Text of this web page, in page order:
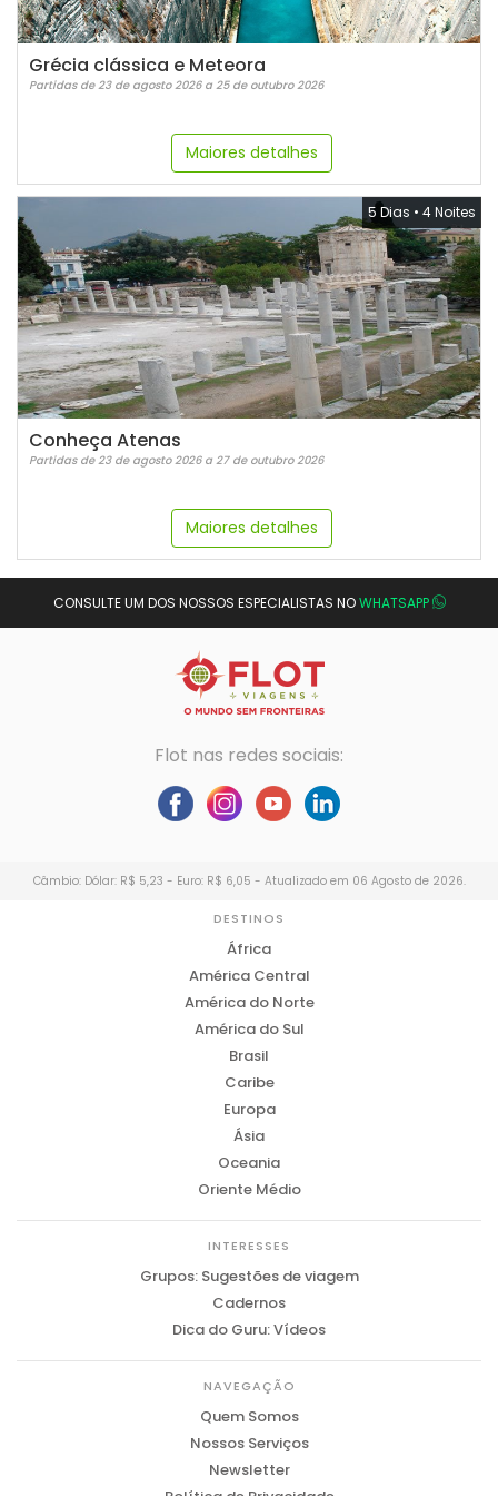
Grécia clássica e Meteora
Partidas de 23 de agosto 2026 a 25 de outubro 2026
Maiores detalhes
5 Dias • 4 Noites
Conheça Atenas
Partidas de 23 de agosto 2026 a 27 de outubro 2026
Maiores detalhes
CONSULTE UM DOS NOSSOS ESPECIALISTAS NOWHATSAPP
Flot nas redes sociais:
Câmbio: Dólar: R$ 5,23 - Euro: R$ 6,05 - Atualizado em 06 Agosto de 2026.
DESTINOS
África
América Central
América do Norte
América do Sul
Brasil
Caribe
Europa
Ásia
Oceania
Oriente Médio
INTERESSES
Grupos: Sugestões de viagem
Cadernos
Dica do Guru: Vídeos
NAVEGAÇÃO
Quem Somos
Nossos Serviços
Newsletter